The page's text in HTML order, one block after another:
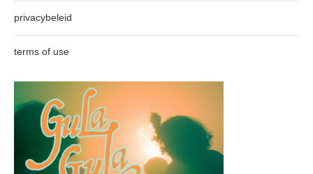
privacybeleid
terms of use